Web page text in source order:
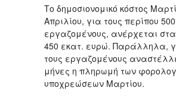
Το δημοσιονομικό κόστος
Απριλίου, για τους περίπου
εργαζομένους, ανέρχεται
450 εκατ. ευρώ. Παράλληλα,
τους εργαζομένους
μήνες η πληρωμή των
υποχρεώσεων Μαρτίου.